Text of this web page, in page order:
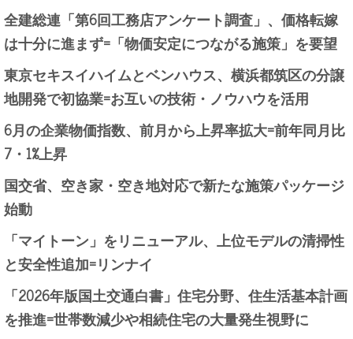
全建総連「第6回工務店アンケート調査」、価格転嫁
は十分に進まず=「物価安定につながる施策」を要望
東京セキスイハイムとベンハウス、横浜都筑区の分譲
地開発で初協業=お互いの技術・ノウハウを活用
6月の企業物価指数、前月から上昇率拡大=前年同月比
7・1%上昇
国交省、空き家・空き地対応で新たな施策パッケージ
始動
「マイトーン」をリニューアル、上位モデルの清掃性
と安全性追加=リンナイ
「2026年版国土交通白書」住宅分野、住生活基本計画
を推進=世帯数減少や相続住宅の大量発生視野に